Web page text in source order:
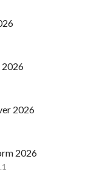
能允许在滚动大文件
或类声明）固定在
失。
：快速文档弹出窗口
量和类型别名主体。
2026
2026
2026